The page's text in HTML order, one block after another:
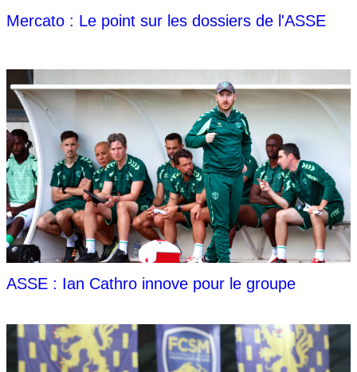
Mercato : Le point sur les dossiers de l'ASSE
ASSE : Ian Cathro innove pour le groupe